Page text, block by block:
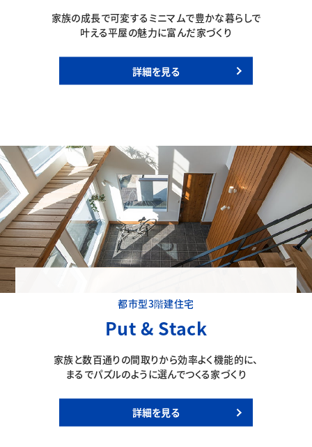
家族の成長で可変するミニマムで豊かな暮らしで
叶える平屋の魅力に富んだ家づくり
詳細を見る
都市型3階建住宅
Put & Stack
家族と数百通りの間取りから効率よく機能的に、
まるでパズルのように選んでつくる家づくり
詳細を見る